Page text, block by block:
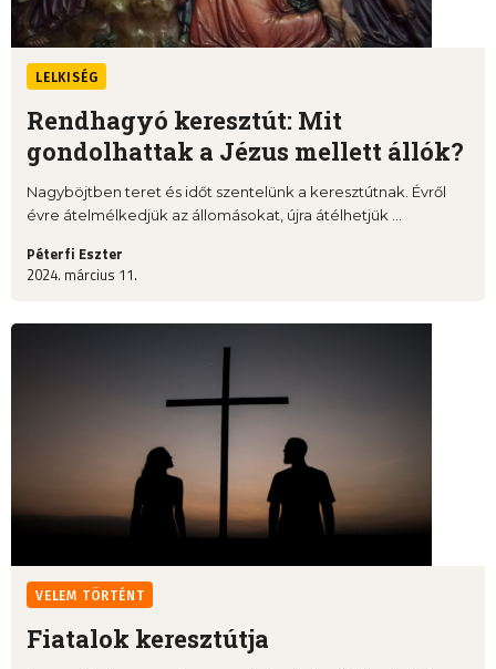
LELKISÉG
Rendhagyó keresztút: Mit
gondolhattak a Jézus mellett állók?
Nagyböjtben teret és időt szentelünk a keresztútnak. Évről
évre átelmélkedjük az állomásokat, újra átélhetjük ...
Péterfi Eszter
2024. március 11.
VELEM TÖRTÉNT
Fiatalok keresztútja